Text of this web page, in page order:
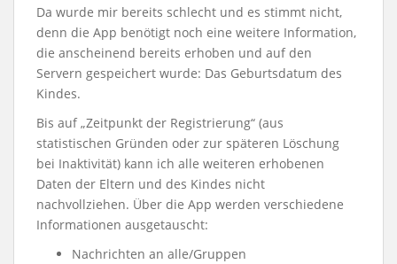
Da wurde mir bereits schlecht und es stimmt nicht,
denn die App benötigt noch eine weitere Information,
die anscheinend bereits erhoben und auf den
Servern gespeichert wurde: Das Geburtsdatum des
Kindes.
Bis auf „Zeitpunkt der Registrierung“ (aus
statistischen Gründen oder zur späteren Löschung
bei Inaktivität) kann ich alle weiteren erhobenen
Daten der Eltern und des Kindes nicht
nachvollziehen. Über die App werden verschiedene
Informationen ausgetauscht:
Nachrichten an alle/Gruppen